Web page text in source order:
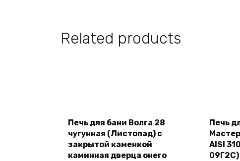
Related products
Add to cart
Печь для бани Волга 28
чугунная (Листопад) с
закрытой каменкой
каминная дверца онего
Печь
AISI
09Г2С)